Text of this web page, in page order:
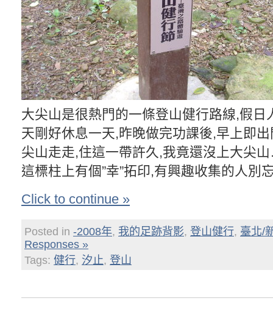
大尖山是很熱門的一條登山健行路線,假日
天剛好休息一天,昨晚做完功課後,早上即
尖山走走,住這一帶許久,我竟還沒上大尖
這標柱上有個”幸”拓印,有興趣收集的人別
Click to continue »
Posted in -2008年, 我的足跡背影, 登山健行, 臺北/
Responses »
Tags: 健行, 汐止, 登山